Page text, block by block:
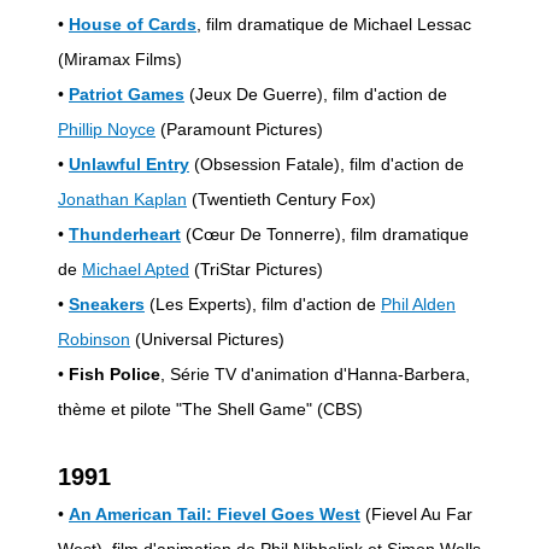
• House of Cards , film dramatique de Michael Lessac
(Miramax Films)
• Patriot Games (Jeux De Guerre), film d'action de
Phillip Noyce (Paramount Pictures)
• Unlawful Entry (Obsession Fatale), film d'action de
Jonathan Kaplan (Twentieth Century Fox)
• Thunderheart (Cœur De Tonnerre), film dramatique
de Michael Apted (TriStar Pictures)
• Sneakers (Les Experts), film d'action de Phil Alden
Robinson (Universal Pictures)
• Fish Police , Série TV d'animation d'Hanna-Barbera,
thème et pilote "The Shell Game" (CBS)
1991
• An American Tail: Fievel Goes West (Fievel Au Far